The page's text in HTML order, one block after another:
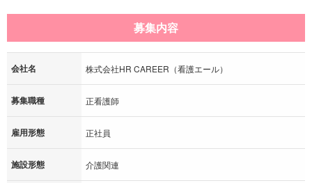
募集内容
会社名 株式会社HR CAREER（看護エール）
募集職種 正看護師
雇用形態 正社員
施設形態 介護関連